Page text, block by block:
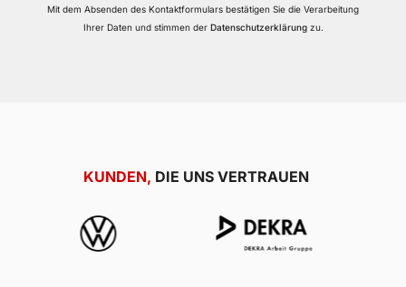
Mit dem Absenden des Kontaktformulars bestätigen Sie die Verarbeitung
Ihrer Daten und stimmen der Datenschutzerklärungzu.
KUNDEN, DIE UNS VERTRAUEN